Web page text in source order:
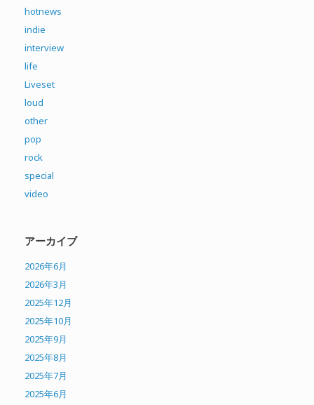
hotnews
indie
interview
life
Liveset
loud
other
pop
rock
special
video
アーカイブ
2026年6月
2026年3月
2025年12月
2025年10月
2025年9月
2025年8月
2025年7月
2025年6月